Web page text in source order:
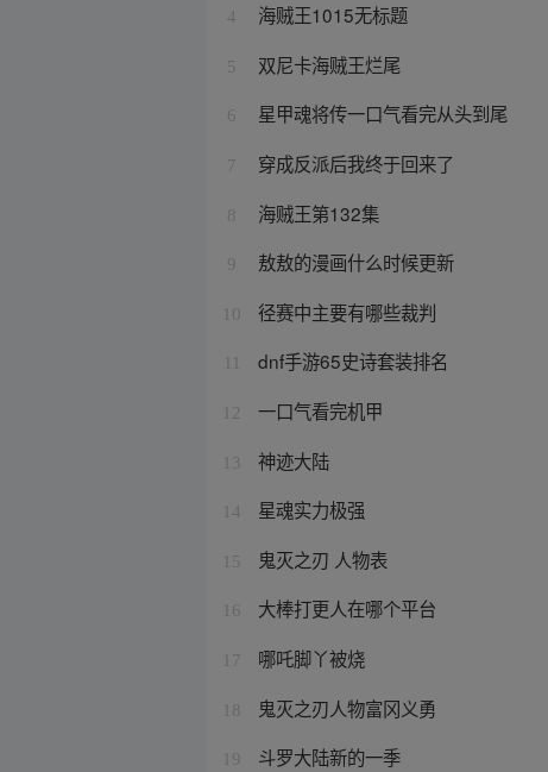
4 海贼王1015无标题
5 双尼卡海贼王烂尾
6 星甲魂将传一口气看完从头到尾
7 穿成反派后我终于回来了
8 海贼王第132集
9 敖敖的漫画什么时候更新
10 径赛中主要有哪些裁判
dnf手游65史诗套装排名
12 一口气看完机甲
13 神迹大陆
14 星魂实力极强
15 鬼灭之刃 人物表
16 大棒打更人在哪个平台
17 哪吒脚丫被烧
18 鬼灭之刃人物富冈义勇
19 斗罗大陆新的一季